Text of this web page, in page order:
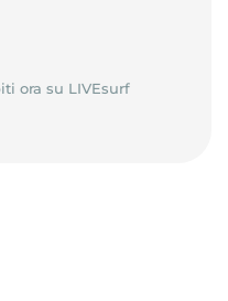
ora su LIVEsurf